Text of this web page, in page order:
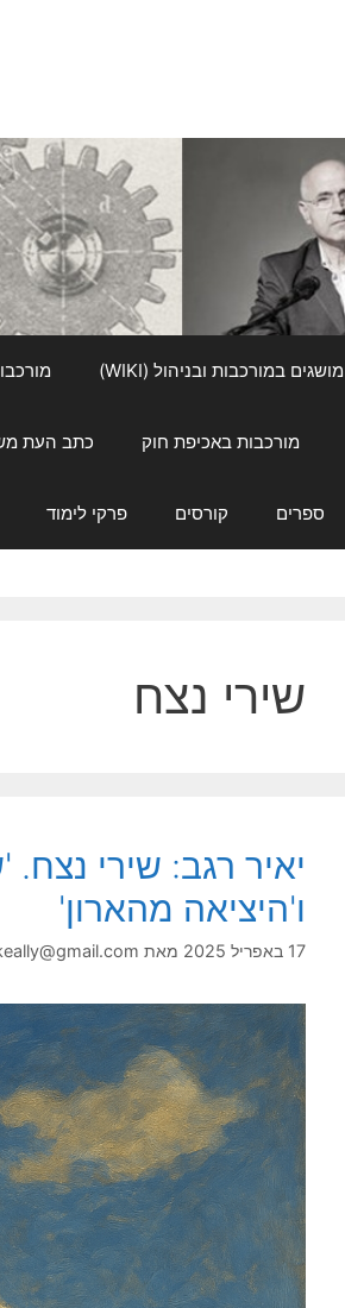
מושגים במורכבות ובניהול (WIKI)
מורכבות באכיפת חוק כתב העת
ספרים קורסים פרקי לימוד
שירי נצח
יאיר רגב: שירי נצח.
ו'היציאה מהארון'
17 באפריל 2025 מאת